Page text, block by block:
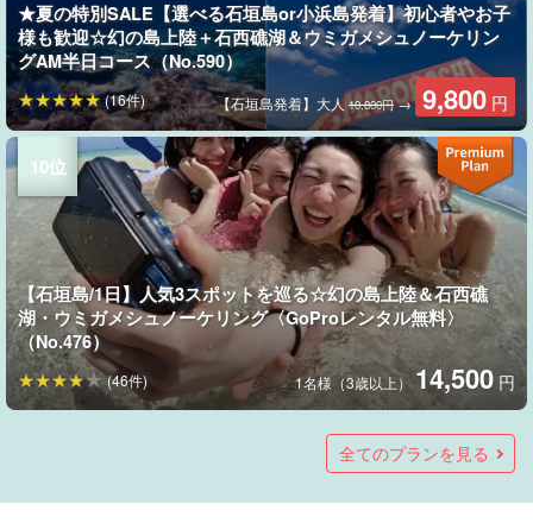
★夏の特別SALE【選べる石垣島or小浜島発着】初心者やお子
様も歓迎☆幻の島上陸＋石西礁湖＆ウミガメシュノーケリン
グAM半日コース（No.590）
【石垣島発着】大人10,800円→ 9,800 円
(16件)
【石垣島/1日】人気3スポットを巡る☆幻の島上陸＆石西礁
湖・ウミガメシュノーケリング〈GoProレンタル無料〉
（No.476）
1名様（3歳以上） 14,500 円
(46件)
【石垣島/半日】体験ダイビング＆ウミガメシュノーケリン
グ！初心者専門の少人数制☆〈写真データプレゼント〉
1名様（満10歳以上）18,800円→ 14,500 円
(26件)
★夏の特別SALE【石垣島/1日】幻の島上陸＆シュノーケリン
グ＆川平湾でSUPorカヌー体験ツアー★写真無料（No.456）
15,000
【沖縄・石垣島】ウミガメorマンタ遠征シュノーケル＆奇跡
の無人島「幻の島」上陸ツアー（半日コース）（No.500）
9,800 円
【石垣島/1日】幻の島上陸＆体験ダイビング＆ウミガメシュノ
ーケリング〈GoProレンタル無料〉初心者専門の少人数制
大人（10歳以上）22,000円→ 18,500 円
(36件)
【石垣島/1日】抜群のロケーション☆幻の島上陸＆体験ダイビ
ング＆ウミガメシュノーケリングツアー＜ランチ＆器材＆送
1名様15,000 円
(29件)
【石垣島/1日】ウミガメ遭遇率90％以上☆幻の島上陸＆体験ダ
イビング2dive＆シュノーケリングツアー《器材込み＆ランチ
1名様19,000 円
(31件)
【石垣島/午後半日】初心者専門☆ウミガメ遭遇率90%以上！
体験ダイビング＆シュノーケリングツアー★写真プレゼント
1名様（満10歳以上）17,500円→ 14,500 円
(16件)
【石垣島・7時間】その日“一番綺麗な海”へ！体験ダイビング
＆シュノーケル ★幻の島・青の洞窟・ウミガメ等から厳選
大人（13歳以上）19,500円→ 16,500 円
(15件)
【石垣島/AM半日】幻の島上陸＋日本一のサンゴ礁で体験ダイ
ビング〈写真データプレゼント〉初心者専門の少人数制
大人(満10歳以上)11,000 円
(19件)
【石垣島/1日】欲張りセット☆10歳からOK！体験ダイビング
＆幻の島上陸＆竹富島観光コース（No.366）
20,000 円
【石垣島】幻の島上陸＆トロピカルシュノーケリング＋青の
洞窟探検＆ウミガメビーチシュノーケリング（1日コース）
大人（中学生以上）13,800円→ 12,500 円
(24件)
【石垣島・絶景】★GoPro無料レンタル★幻の島上陸＆トロ
ピカルシュノーケリング（半日コース）（No.588）
7,300 円
【石垣島/PM半日】日本一のサンゴ礁＆ウミガメシュノーケリ
ング！〈写真データプレゼント〉（No.478）
10,000 円
【石垣島/1日】リクエストOK◎贅沢に貸切って遊ぼう！ボー
トチャータープラン！卒業旅行・社員旅行・団体で利用でき
10名様でご利用/1名様18,000 円
(6件)
【石垣島/約3時間】心躍る半日を☆幻の島上陸＆シュノーケル
＆マリンスポーツ遊び放題コース（No.578）
15,000 円
【石垣島発着】午後から参加可能！幻の島上陸＆シュノーケ
7,000 円
【沖縄・石垣島】女性に人気★1日満喫！マーメイドフォト＆
幻の島上陸シュノーケリング《水中写真プレゼント・ランチ
1名様12,000円→ 11,000 円
(20件)
【沖縄・石垣島】女性に人気★マーメイドフォト＆幻の島上
陸シュノーケリング半日コース《水中写真プレゼント付き》
1名様9,000円→ 8,000 円
(14件)
【石垣島/1日】王道セットで1日お得☆3歳からOK！シュノー
ケリング＆幻の島上陸＆竹富島観光コース（No.365）
16,000 円
【石垣島】1日海満喫パック！「幻の島」上陸＆体験ダイビン
グ＆シュノーケリング＆釣り1日ツアー（ランチ付き）
1名様（10歳以上）22,800 円
(18件)
【石垣島】「幻の島」上陸＆カラフルサンゴとウミガメシュ
ノーケリング 1日ツアー（ランチ付き）（No.345）
11,800 円
【沖縄・石垣島】カラフルサンゴ礁に会いに行く「幻の島」
上陸＆シュノーケリング 午前半日ツアー（No.314）
6,800 円
【石垣島】非日常的で開放感に満ち溢れる！サンライズ
SUPorカヌー＆幻の島上陸＆シュノーケリングツアー
大人(中学生以上)15,000 円
【石垣島】当日予約OK！午後から満喫♪絶景『幻の島』上陸
シュノーケリング＆サンセットSUP/カヤックツアー★写真無
大人(中学生以上)15,000 円
(4件)
★夏の特別SALE【石垣島/約7時間】贅沢に1日遊びまくろう
☆幻の島上陸＆シュノーケル＆マリンスポーツ遊び放題コー
1名様(6歳以上)18,000 円
【石垣島/1日】ウミガメorマンタ遠征シュノーケル＆『幻の
島』上陸＆マリンスポーツ10種類以上遊び放題コース
大人（中学生）21,800円→ 19,800 円
(25件)
全てのプランを見る